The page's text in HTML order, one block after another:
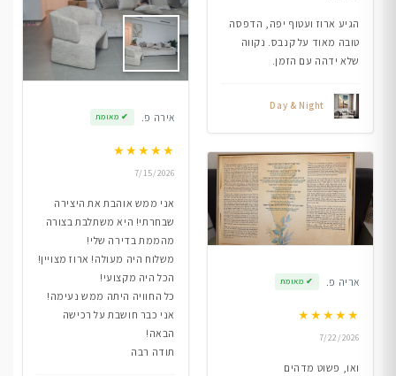
הגיע ארוז ועטוף יפה, הדפסה
טובה מאוד על קנבס. נקווה
שלא ידהה עם הזמן.
Day & Night
אריה פ. ✔ מאומת
★★★★★
7/22/2026
ואו, פשוט מדהים
אירה פ. ✔ מאומת
★★★★★
7/15/2026
אני ממש אוהבת את היצירה
שבחרתי! היא משתלבת בצורה
מהממת בדירה שלי!
משלוח היה מעולה! ארוז מצויין!
הכל היה מקצועי!
כל החוויה היתה ממש נעימה!
אני כבר חושבת על רכישה
הבאה!
תודה רבה